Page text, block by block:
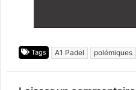
Tags A1 Padel polémiques